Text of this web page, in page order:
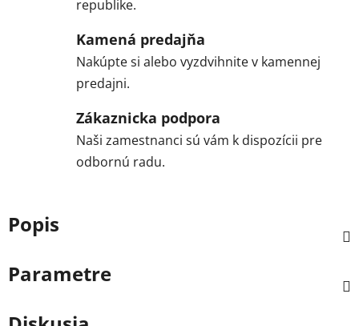
republike.
Kamená predajňa
Nakúpte si alebo vyzdvihnite v kamennej
predajni.
Zákaznicka podpora
Naši zamestnanci sú vám k dispozícii pre
odbornú radu.
Popis
Parametre